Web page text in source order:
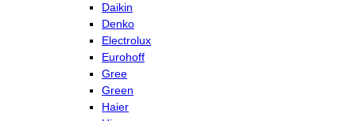
Daikin
Denko
Electrolux
Eurohoff
Gree
Green
Haier